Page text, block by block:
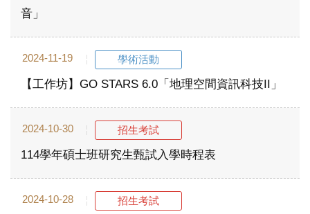
音」
2024-11-19 學術活動
【工作坊】GO STARS 6.0「地理空間資訊科技II」
2024-10-30 招生考試
114學年碩士班研究生甄試入學時程表
2024-10-28 招生考試